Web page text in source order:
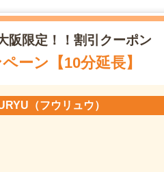
阪限定！！割引クーポン
ーン【10分延長】
（フウリュウ）